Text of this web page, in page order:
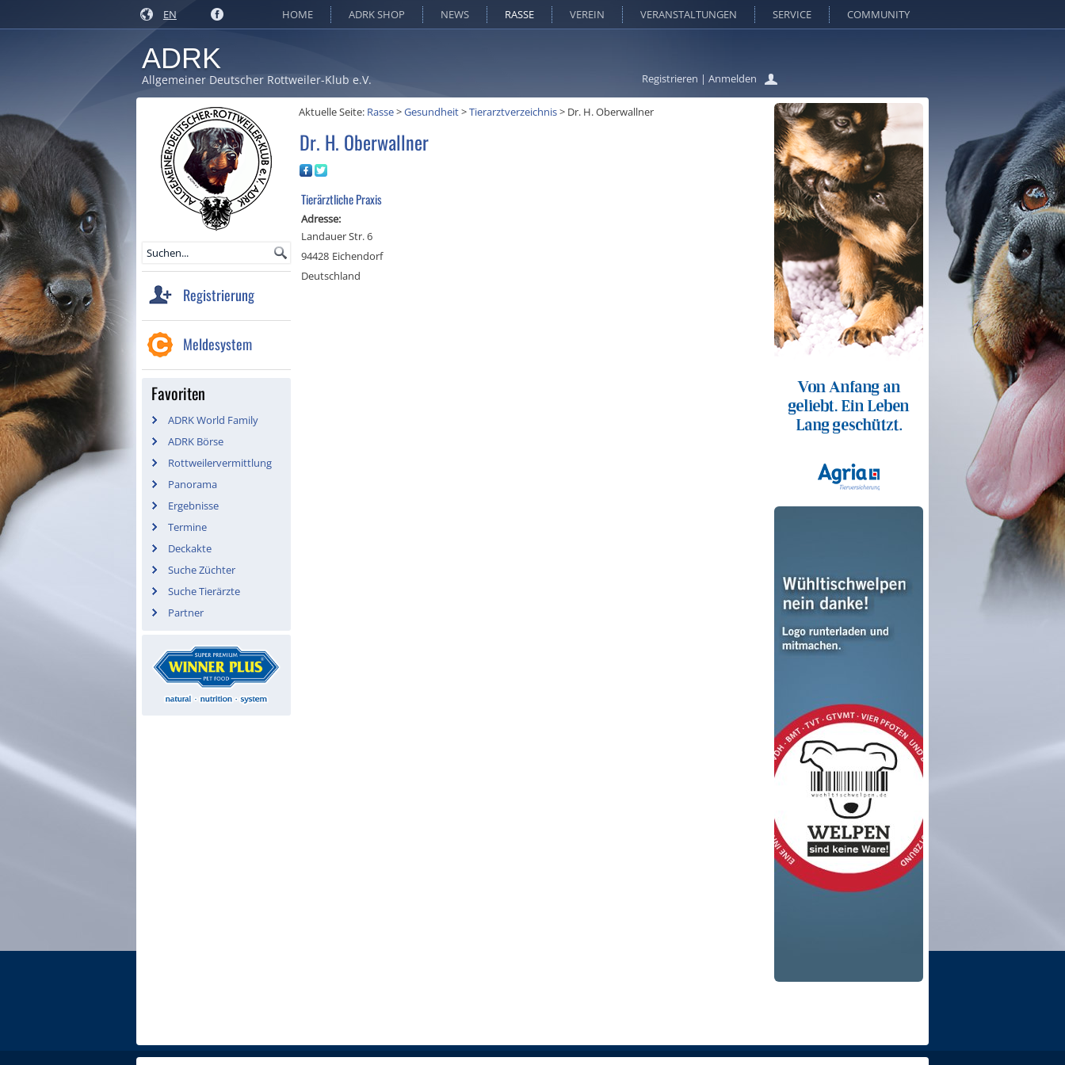
EN
Registrieren | Anmelden
HOME ADRK SHOP NEWS RASSE VEREIN VERANSTALTUNGEN SERVICE COMMUNITY
ADRK
Allgemeiner Deutscher Rottweiler-Klub e.V.
Registrierung
Meldesystem
Favoriten
ADRK World Family
ADRK Börse
Rottweilervermittlung
Panorama
Ergebnisse
Termine
Deckakte
Suche Züchter
Suche Tierärzte
Partner
Aktuelle Seite: Rasse>Gesundheit>Tierarztverzeichnis> Dr. H. Oberwallner
Dr. H. Oberwallner
Tierärztliche Praxis
Adresse:
Landauer Str. 6
94428 Eichendorf
Deutschland